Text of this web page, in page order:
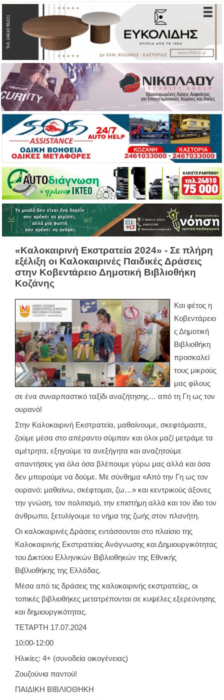
«Καλοκαιρινή Εκστρατεία 2024» - Σε πλήρη
εξέλιξη οι Καλοκαιρινές Παιδικές Δράσεις
στην Κοβεντάρειο Δημοτική Βιβλιοθήκη
Κοζάνης
Και φέτος η
Κοβεντάρειο
ς Δημοτική
Βιβλιοθήκη
προσκαλεί
τους μικρούς
μας φίλους
σε ένα συναρπαστικό ταξίδι αναζήτησης… από τη Γη ως τον
ουρανό!
Στην Καλοκαιρινή Εκστρατεία, μαθαίνουμε, σκεφτόμαστε,
ζούμε μέσα στο απέραντο σύμπαν και όλοι μαζί μετράμε τα
αμέτρητα, εξηγούμε τα ανεξήγητα και αναζητούμε
απαντήσεις για όλα όσα βλέπουμε γύρω μας αλλά και όσα
δεν μπορούμε να δούμε. Με σύνθημα «Από την Γη ως τον
ουρανό: μαθαίνω, σκέφτομαι, ζω…» και κεντρικούς άξονες
την γνώση, τον πολιτισμό, την επιστήμη αλλά και τον ίδιο τον
άνθρωπο, ξετυλίγουμε το νήμα της ζωής στον πλανήτη.
Οι καλοκαιρινές Δράσεις εντάσσονται στο πλαίσιο της
Καλοκαιρινής Εκστρατείας Ανάγνωσης και Δημιουργικότητας
του Δικτύου Ελληνικών Βιβλιοθηκών της Εθνικής
Βιβλιοθήκης της Ελλάδας.
Μέσα από τις δράσεις της καλοκαιρινής εκστρατείας, οι
τοπικές βιβλιοθήκες μετατρέπονται σε κυψέλες εξερεύνησης
και δημιουργικότητας.
ΤΕΤΑΡΤΗ 17.07.2024
10:00-12:00
Ηλικίες: 4+ (συνοδεία οικογένειας)
Ζουζούνια παντού!
ΠΑΙΔΙΚΗ ΒΙΒΛΙΟΘΗΚΗ